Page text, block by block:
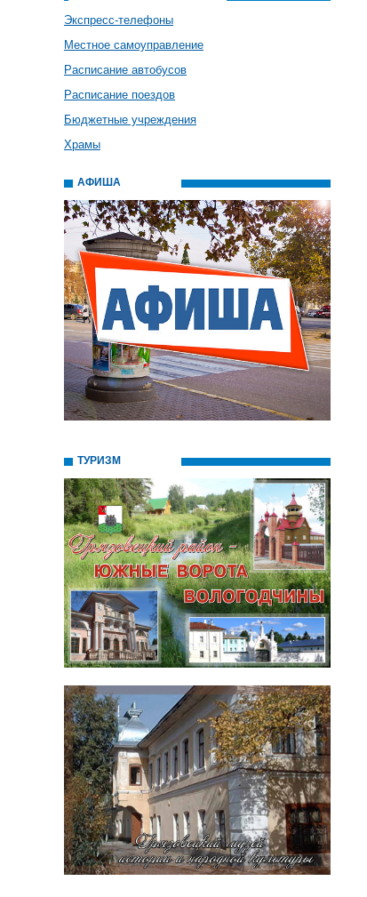
Экспресс-телефоны
Местное самоуправление
Расписание автобусов
Расписание поездов
Бюджетные учреждения
Храмы
АФИША
ТУРИЗМ